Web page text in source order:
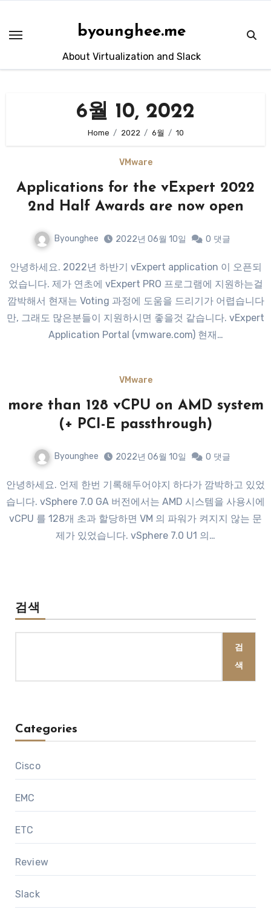
content
byounghee.me
About Virtualization and Slack
6월 10, 2022
Home 2022 6월 10
VMware
Applications for the vExpert 2022
2nd Half Awards are now open
Byounghee 2022년 06월 10일 0 댓글
안녕하세요. 2022년 하반기 vExpert application 이 오픈되
었습니다. 제가 연초에 vExpert PRO 프로그램에 지원하는걸
깜박해서 현재는 Voting 과정에 도움을 드리기가 어렵습니다
만, 그래도 많은분들이 지원하시면 좋을것 같습니다. vExpert
Application Portal (vmware.com) 현재…
VMware
more than 128 vCPU on AMD system
(+ PCI-E passthrough)
Byounghee 2022년 06월 10일 0 댓글
안녕하세요. 언제 한번 기록해두어야지 하다가 깜박하고 있었
습니다. vSphere 7.0 GA 버전에서는 AMD 시스템을 사용시에
vCPU 를 128개 초과 할당하면 VM 의 파워가 켜지지 않는 문
제가 있었습니다. vSphere 7.0 U1 의…
검색
검
색
Categories
Cisco
EMC
ETC
Review
Slack